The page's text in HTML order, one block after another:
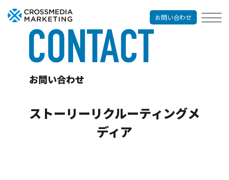
お問い合わせ
お問い合わせ
ストーリーリクルーティングメ
ディア